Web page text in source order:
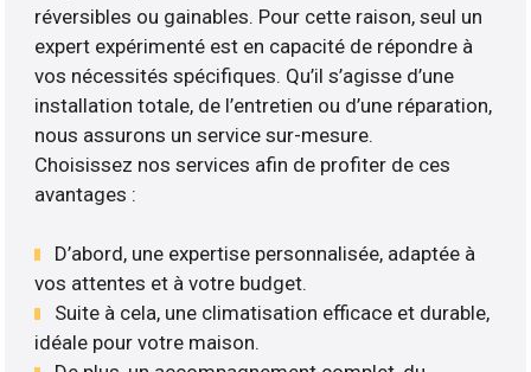
réversibles ou gainables. Pour cette raison, seul un
expert expérimenté est en capacité de répondre à
vos nécessités spécifiques. Qu’il s’agisse d’une
installation totale, de l’entretien ou d’une réparation,
nous assurons un service sur-mesure.
Choisissez nos services afin de profiter de ces
avantages :
D’abord, une expertise personnalisée, adaptée à
vos attentes et à votre budget.
Suite à cela, une climatisation efficace et durable,
idéale pour votre maison.